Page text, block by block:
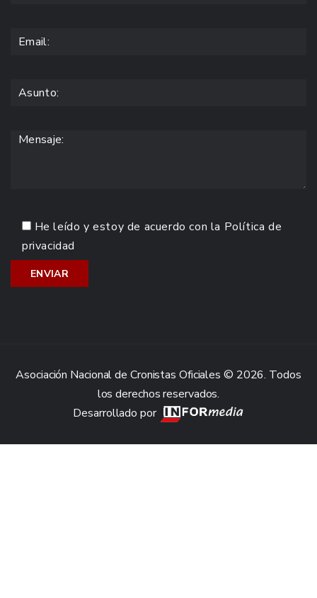
He leído y estoy de acuerdo con la Política de
privacidad
Asociación Nacional de Cronistas Oficiales © 2026. Todos
los derechos reservados.
Desarrollado por